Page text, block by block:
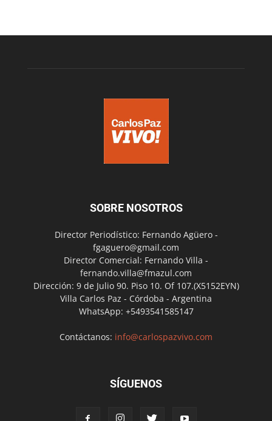
SOBRE NOSOTROS
Director Periodístico: Fernando Agüero -
fgaguero@gmail.com
Director Comercial: Fernando Villa -
fernando.villa@fmazul.com
Dirección: 9 de Julio 90. Piso 10. Of 107.(X5152EYN)
Villa Carlos Paz - Córdoba - Argentina
WhatsApp: +5493541585147
Contáctanos: info@carlospazvivo.com
SÍGUENOS